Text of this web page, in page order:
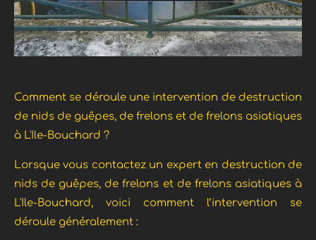
Comment se déroule une intervention de destruction
de nids de guêpes, de frelons et de frelons asiatiques
à L'Ile-Bouchard ?
Lorsque vous contactez un expert en destruction de
nids de guêpes, de frelons et de frelons asiatiques à
L'Ile-Bouchard, voici comment l’intervention se
déroule généralement :